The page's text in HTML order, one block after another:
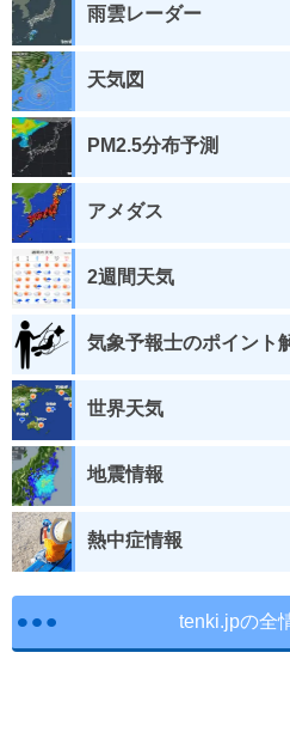
雨雲レーダー
天気図
PM2.5分布予測
アメダス
2週間天気
気象予報士のポイント
世界天気
地震情報
熱中症情報
tenki.jpの全